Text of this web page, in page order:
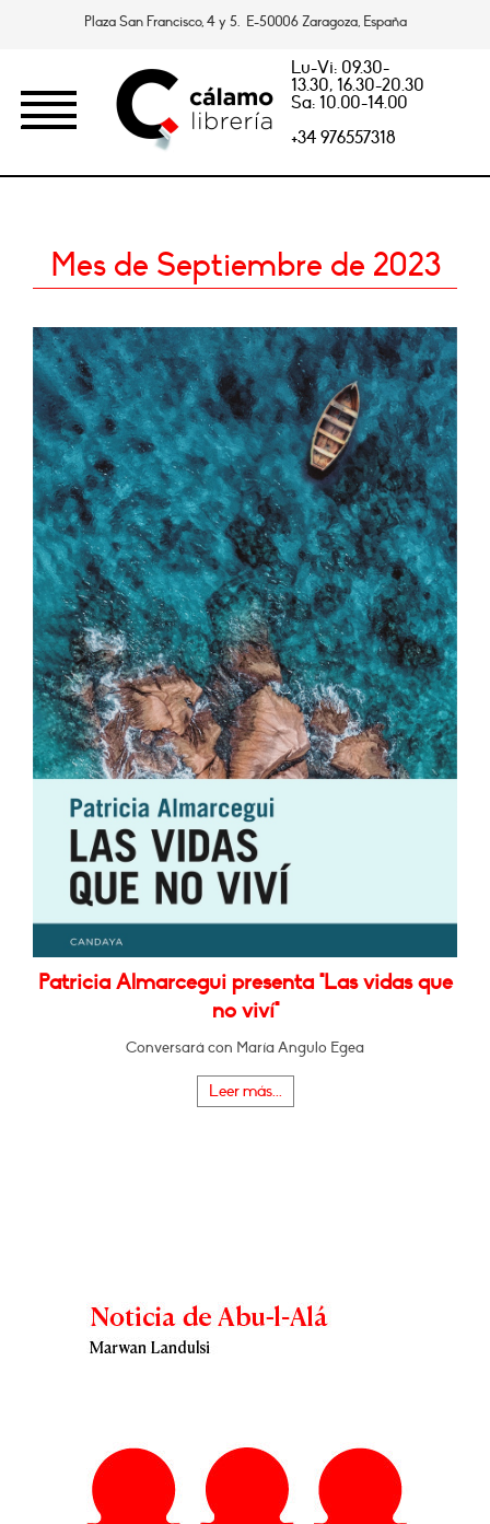
Plaza San Francisco, 4 y 5. E-50006 Zaragoza, España
Lu-Vi: 09.30-
13.30, 16.30-20.30
Sa: 10.00-14.00
+34 976557318
Mes de Septiembre de 2023
Patricia Almarcegui presenta "Las vidas que
no viví"
Conversará con María Angulo Egea
Leer más...